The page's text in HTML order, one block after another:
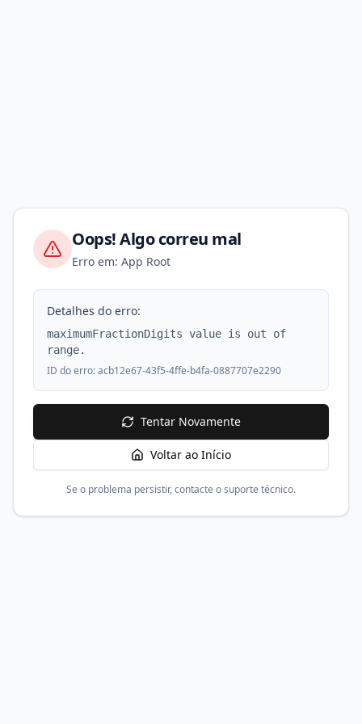
Oops! Algo correu mal
Erro em: App Root
Detalhes do erro:
maximumFractionDigits value is out of
range.
ID do erro:acb12e67-43f5-4ffe-b4fa-0887707e2290
Tentar Novamente
Voltar ao Início
Se o problema persistir, contacte o suporte técnico.